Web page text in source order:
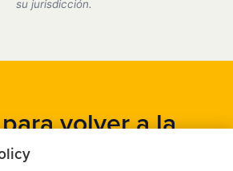
su jurisdicción.
volver a la